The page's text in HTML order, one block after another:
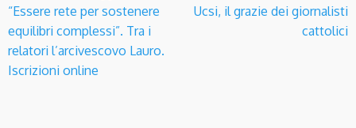
“Essere rete per sostenere
equilibri complessi”. Tra i
relatori l’arcivescovo Lauro.
Iscrizioni online
Ucsi, il grazie dei giornalisti
cattolici